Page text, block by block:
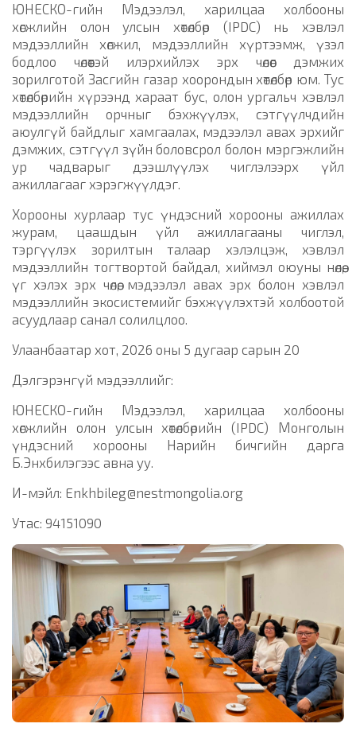
ЮНЕСКО-гийн Мэдээлэл, харилцаа холбооны
хөгжлийн олон улсын хөтөлбөр (IPDC) нь хэвлэл
мэдээллийн хөгжил, мэдээллийн хүртээмж, үзэл
бодлоо чөлөөтэй илэрхийлэх эрх чөлөөг дэмжих
зорилготой Засгийн газар хоорондын хөтөлбөр юм. Тус
хөтөлбөрийн хүрээнд хараат бус, олон ургальч хэвлэл
мэдээллийн орчныг бэхжүүлэх, сэтгүүлчдийн
аюулгүй байдлыг хамгаалах, мэдээлэл авах эрхийг
дэмжих, сэтгүүл зүйн боловсрол болон мэргэжлийн
ур чадварыг дээшлүүлэх чиглэлээрх үйл
ажиллагааг хэрэгжүүлдэг.
Хорооны хурлаар тус үндэсний хорооны ажиллах
журам, цаашдын үйл ажиллагааны чиглэл,
тэргүүлэх зорилтын талаар хэлэлцэж, хэвлэл
мэдээллийн тогтвортой байдал, хиймэл оюуны нөлөө,
үг хэлэх эрх чөлөө, мэдээлэл авах эрх болон хэвлэл
мэдээллийн экосистемийг бэхжүүлэхтэй холбоотой
асуудлаар санал солилцлоо.
Улаанбаатар хот, 2026 оны 5 дугаар сарын 20
Дэлгэрэнгүй мэдээллийг:
ЮНЕСКО-гийн Мэдээлэл, харилцаа холбооны
хөгжлийн олон улсын хөтөлбөрийн (IPDC) Монголын
үндэсний хорооны Нарийн бичгийн дарга
Б.Энхбилэгээс авна уу.
И-мэйл: Enkhbileg@nestmongolia.org
Утас: 94151090